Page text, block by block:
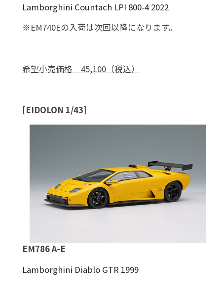
Lamborghini Countach LPI 800-4 2022
※EM740Eの入荷は次回以降になります。
希望小売価格 45,100（税込）
[EIDOLON 1/43]
EM786 A-E
Lamborghini Diablo GTR 1999